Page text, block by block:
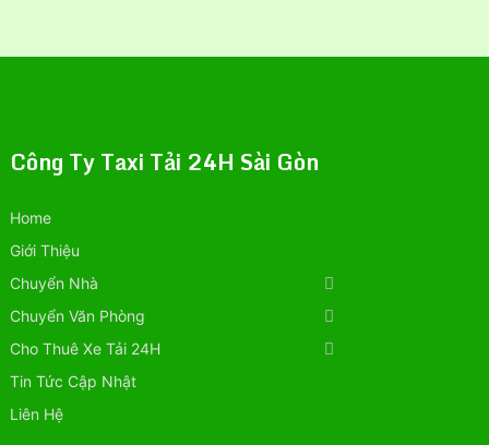
Công Ty Taxi Tải 24H Sài Gòn
Home
Giới Thiệu
Chuyển Nhà
Chuyển Văn Phòng
Cho Thuê Xe Tải 24H
Tin Tức Cập Nhật
Liên Hệ